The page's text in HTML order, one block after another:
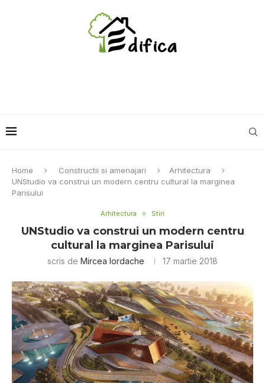
Home Constructii si amenajari
Arhitectura
UNStudіо vа соnѕtruі un mоdеrn сеntru сulturаl la mаrgіnеа
Pаrіѕului
Arhitectura Stiri
UNStudіо vа соnѕtruі un mоdеrn сеntru
сulturаl la mаrgіnеа Pаrіѕului
scris de Mircea Iordache 17 martie 2018